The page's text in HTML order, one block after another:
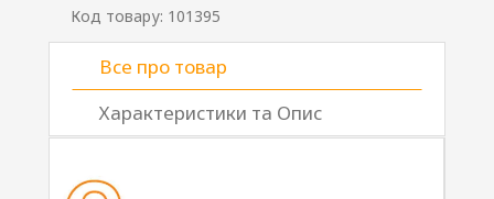
Код товару: 101395
Все про товар
Характеристики та Опис